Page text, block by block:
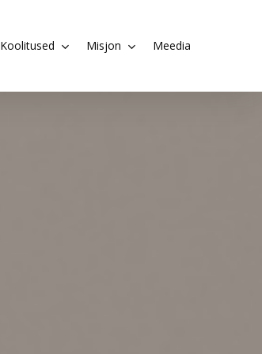
Koolitused Misjon Meedia